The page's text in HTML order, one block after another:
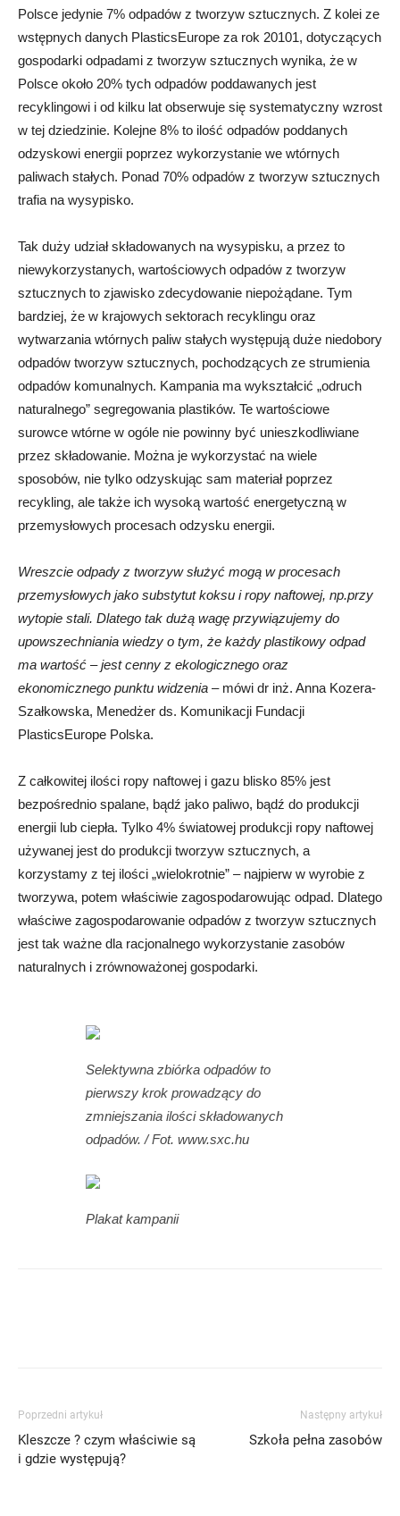
Polsce jedynie 7% odpadów z tworzyw sztucznych. Z kolei ze
wstępnych danych PlasticsEurope za rok 20101, dotyczących
gospodarki odpadami z tworzyw sztucznych wynika, że w
Polsce około 20% tych odpadów poddawanych jest
recyklingowi i od kilku lat obserwuje się systematyczny wzrost
w tej dziedzinie. Kolejne 8% to ilość odpadów poddanych
odzyskowi energii poprzez wykorzystanie we wtórnych
paliwach stałych. Ponad 70% odpadów z tworzyw sztucznych
trafia na wysypisko.
Tak duży udział składowanych na wysypisku, a przez to
niewykorzystanych, wartościowych odpadów z tworzyw
sztucznych to zjawisko zdecydowanie niepożądane. Tym
bardziej, że w krajowych sektorach recyklingu oraz
wytwarzania wtórnych paliw stałych występują duże niedobory
odpadów tworzyw sztucznych, pochodzących ze strumienia
odpadów komunalnych. Kampania ma wykształcić „odruch
naturalnego” segregowania plastików. Te wartościowe
surowce wtórne w ogóle nie powinny być unieszkodliwiane
przez składowanie. Można je wykorzystać na wiele
sposobów, nie tylko odzyskując sam materiał poprzez
recykling, ale także ich wysoką wartość energetyczną w
przemysłowych procesach odzysku energii.
Wreszcie odpady z tworzyw służyć mogą w procesach
przemysłowych jako substytut koksu i ropy naftowej, np.przy
wytopie stali. Dlatego tak dużą wagę przywiązujemy do
upowszechniania wiedzy o tym, że każdy plastikowy odpad
ma wartość – jest cenny z ekologicznego oraz
ekonomicznego punktu widzenia – mówi dr inż. Anna Kozera-
Szałkowska, Menedżer ds. Komunikacji Fundacji
PlasticsEurope Polska.
Z całkowitej ilości ropy naftowej i gazu blisko 85% jest
bezpośrednio spalane, bądź jako paliwo, bądź do produkcji
energii lub ciepła. Tylko 4% światowej produkcji ropy naftowej
używanej jest do produkcji tworzyw sztucznych, a
korzystamy z tej ilości „wielokrotnie” – najpierw w wyrobie z
tworzywa, potem właściwie zagospodarowując odpad. Dlatego
właściwe zagospodarowanie odpadów z tworzyw sztucznych
jest tak ważne dla racjonalnego wykorzystanie zasobów
naturalnych i zrównoważonej gospodarki.
Selektywna zbiórka odpadów to
pierwszy krok prowadzący do
zmniejszania ilości składowanych
odpadów. / Fot. www.sxc.hu
Plakat kampanii
Poprzedni artykuł
Kleszcze ? czym właściwie są
i gdzie występują?
Następny artykuł
Szkoła pełna zasobów